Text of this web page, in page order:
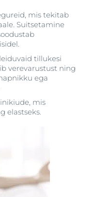
mis tekitab
Suitsetamine
tillukesi
verevarustust ning
ega
mis
elastseks.